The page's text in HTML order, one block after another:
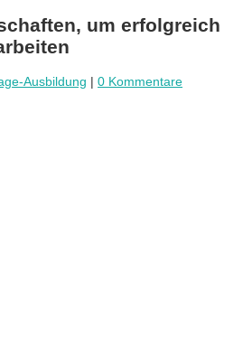
um erfolgreich
Ausbildung | 0 Kommentare